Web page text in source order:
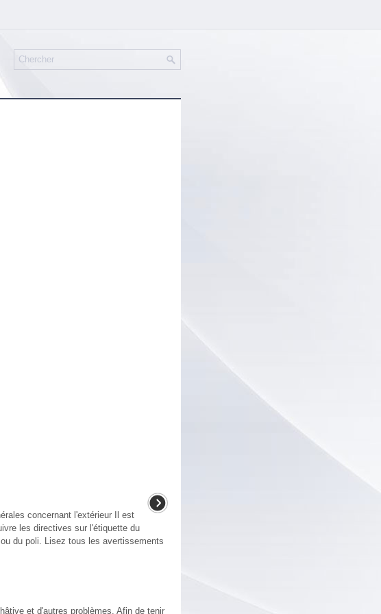
concernant l'extérieur Il est
les directives sur l'étiquette du
du poli. Lisez tous les avertissements
et d'autres problèmes. Afin de tenir